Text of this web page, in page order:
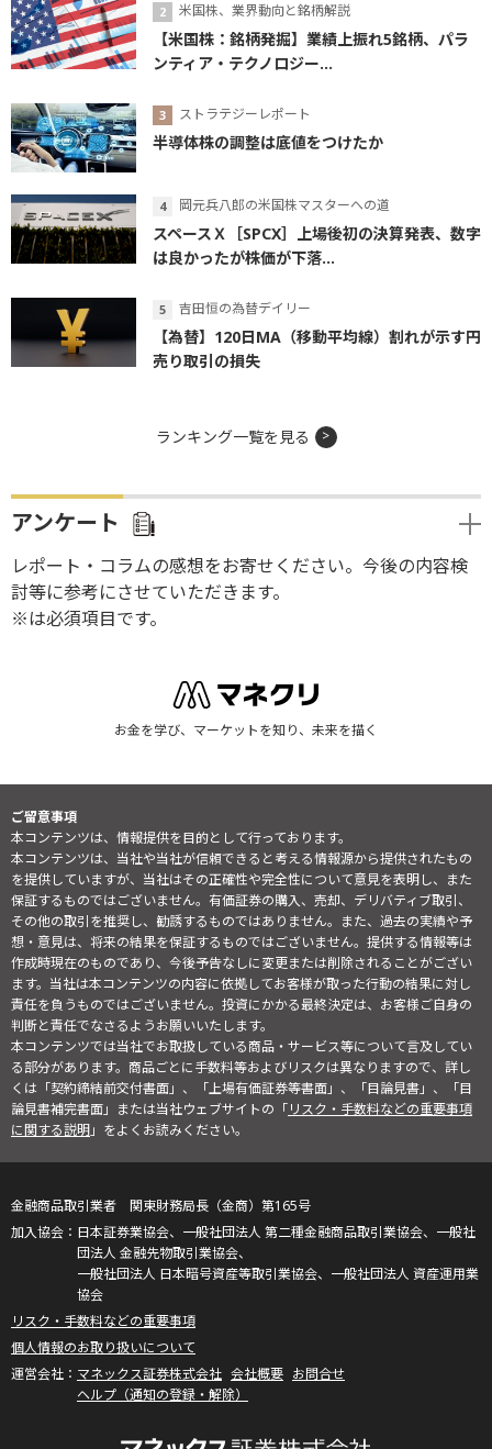
米国株、業界動向と銘柄解説
【米国株：銘柄発掘】業績上振れ5銘柄、パラ
ンティア・テクノロジー...
ストラテジーレポート
半導体株の調整は底値をつけたか
岡元兵八郎の米国株マスターへの道
スペースＸ［SPCX］上場後初の決算発表、数字
は良かったが株価が下落...
吉田恒の為替デイリー
【為替】120日MA（移動平均線）割れが示す円
売り取引の損失
ランキング一覧を見る
アンケート
レポート・コラムの感想をお寄せください。今後の内容検
討等に参考にさせていただきます。
※は必須項目です。
お金を学び、マーケットを知り、未来を描く
ご留意事項
本コンテンツは、情報提供を目的として行っております。
本コンテンツは、当社や当社が信頼できると考える情報源から提供されたもの
を提供していますが、当社はその正確性や完全性について意見を表明し、また
保証するものではございません。有価証券の購入、売却、デリバティブ取引、
その他の取引を推奨し、勧誘するものではありません。また、過去の実績や予
想・意見は、将来の結果を保証するものではございません。提供する情報等は
作成時現在のものであり、今後予告なしに変更または削除されることがござい
ます。当社は本コンテンツの内容に依拠してお客様が取った行動の結果に対し
責任を負うものではございません。投資にかかる最終決定は、お客様ご自身の
判断と責任でなさるようお願いいたします。
本コンテンツでは当社でお取扱している商品・サービス等について言及してい
る部分があります。商品ごとに手数料等およびリスクは異なりますので、詳し
くは「契約締結前交付書面」、「上場有価証券等書面」、「目論見書」、「目
論見書補完書面」または当社ウェブサイトの「リスク・手数料などの重要事項
に関する説明」をよくお読みください。
金融商品取引業者 関東財務局長（金商）第165号
日本証券業協会、一般社団法人 第二種金融商品取引業協会、一般社
団法人 金融先物取引業協会、
一般社団法人 日本暗号資産等取引業協会、一般社団法人 資産運用業
協会
リスク・手数料などの重要事項
個人情報のお取り扱いについて
マネックス証券株式会社 会社概要 お問合せ
ヘルプ（通知の登録・解除）